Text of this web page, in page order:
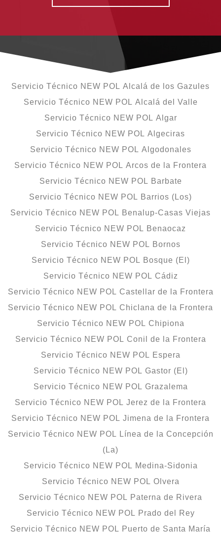
Servicio Técnico NEW POL Alcalá de los Gazules
Servicio Técnico NEW POL Alcalá del Valle
Servicio Técnico NEW POL Algar
Servicio Técnico NEW POL Algeciras
Servicio Técnico NEW POL Algodonales
Servicio Técnico NEW POL Arcos de la Frontera
Servicio Técnico NEW POL Barbate
Servicio Técnico NEW POL Barrios (Los)
Servicio Técnico NEW POL Benalup-Casas Viejas
Servicio Técnico NEW POL Benaocaz
Servicio Técnico NEW POL Bornos
Servicio Técnico NEW POL Bosque (El)
Servicio Técnico NEW POL Cádiz
Servicio Técnico NEW POL Castellar de la Frontera
Servicio Técnico NEW POL Chiclana de la Frontera
Servicio Técnico NEW POL Chipiona
Servicio Técnico NEW POL Conil de la Frontera
Servicio Técnico NEW POL Espera
Servicio Técnico NEW POL Gastor (El)
Servicio Técnico NEW POL Grazalema
Servicio Técnico NEW POL Jerez de la Frontera
Servicio Técnico NEW POL Jimena de la Frontera
Servicio Técnico NEW POL Línea de la Concepción
(La)
Servicio Técnico NEW POL Medina-Sidonia
Servicio Técnico NEW POL Olvera
Servicio Técnico NEW POL Paterna de Rivera
Servicio Técnico NEW POL Prado del Rey
Servicio Técnico NEW POL Puerto de Santa María